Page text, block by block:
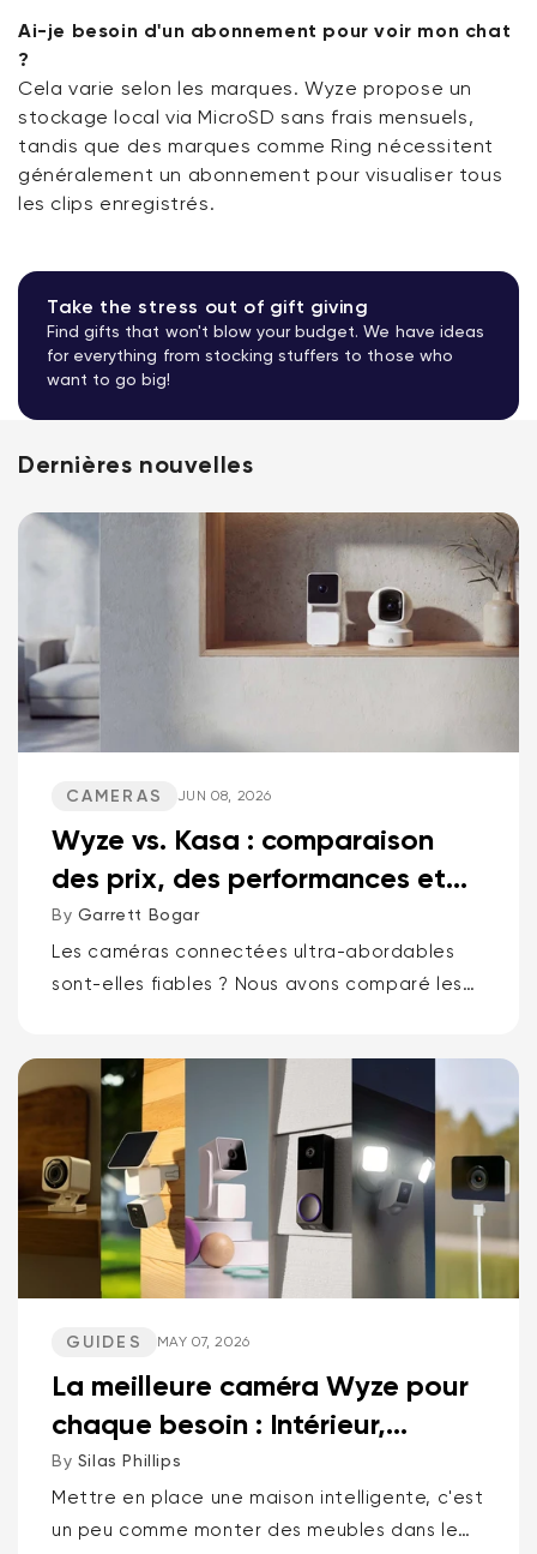
Ai-je besoin d'un abonnement pour voir mon chat
?
Cela varie selon les marques. Wyze propose un
stockage local via MicroSD sans frais mensuels,
tandis que des marques comme Ring nécessitent
généralement un abonnement pour visualiser tous
les clips enregistrés.
Take the stress out of gift giving
Find gifts that won't blow your budget. We have ideas
for everything from stocking stuffers to those who
want to go big!
Dernières nouvelles
CAMERAS JUN 08, 2026
Wyze vs. Kasa : comparaison
des prix, des performances et
des fonctionnalités
By Garrett Bogar
Les caméras connectées ultra-abordables
sont-elles fiables ? Nous avons comparé les
sonnettes vidéo. Spoiler : une marque...
GUIDES MAY 07, 2026
La meilleure caméra Wyze pour
chaque besoin : Intérieur,
Extérieur, Animaux d...
By Silas Phillips
Mettre en place une maison intelligente, c'est
un peu comme monter des meubles dans le